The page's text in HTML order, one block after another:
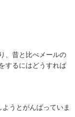
、昔と比べメールの
するにはどうすれば
うとがんばっていま